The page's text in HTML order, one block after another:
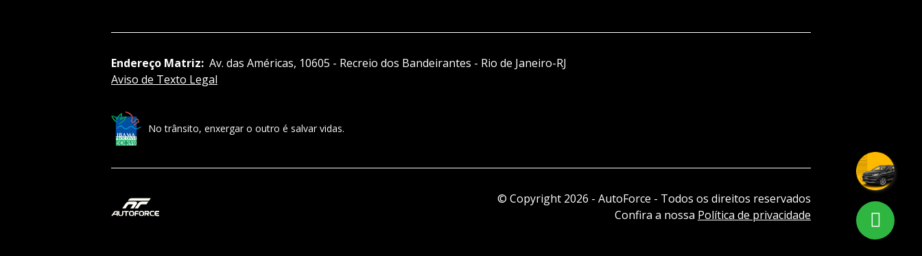
Endereço Matriz: Av. das Américas, 10605 - Recreio dos Bandeirantes - Rio de Janeiro-RJ
Aviso de Texto Legal
No trânsito, enxergar o outro é salvar vidas.
© Copyright 2026 - AutoForce - Todos os direitos reservados
Confira a nossa Política de privacidade